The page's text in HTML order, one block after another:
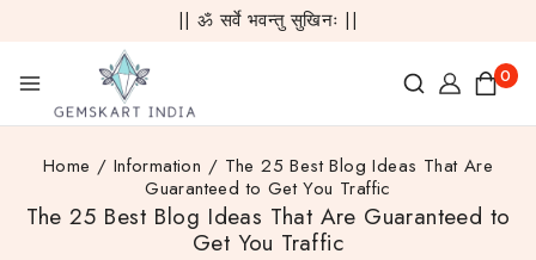
|| ॐ सर्वे भवन्तु सुखिनः ||
0
Home / Information / The 25 Best Blog Ideas That Are
Guaranteed to Get You Traffic
The 25 Best Blog Ideas That Are Guaranteed to
Get You Traffic